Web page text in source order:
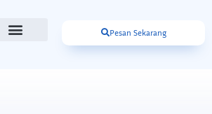
Pesan Sekarang